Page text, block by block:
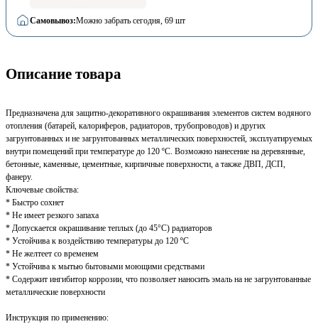
Самовывоз:Можно забрать сегодня, 69 шт
Описание товара
Предназначена для защитно-декоративного окрашивания элементов систем водяного
отопления (батарей, калориферов, радиаторов, трубопроводов) и других
загрунтованных и не загрунтованных металлических поверхностей, эксплуатируемых
внутри помещений при температуре до 120 ºС. Возможно нанесение на деревянные,
бетонные, каменные, цементные, кирпичные поверхности, а также ДВП, ДСП,
фанеру.
Ключевые свойства:
* Быстро сохнет
* Не имеет резкого запаха
* Допускается окрашивание теплых (до 45°С) радиаторов
* Устойчива к воздействию температуры до 120 ºС
* Не желтеет со временем
* Устойчива к мытью бытовыми моющими средствами
* Содержит ингибитор коррозии, что позволяет наносить эмаль на не загрунтованные
металлические поверхности
Инструкция по применению: